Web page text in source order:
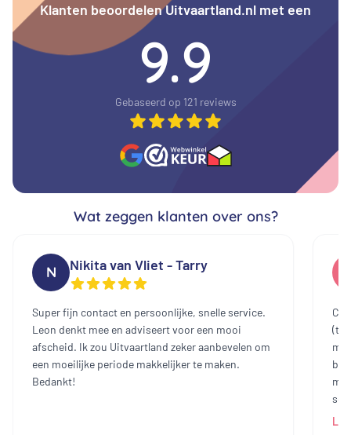
Klanten beoordelen Uitvaartland.nl met een
9.9
Gebaseerd op 121 reviews
Wat zeggen klanten over ons?
N Nikita van Vliet - Tarry
Super fijn contact en persoonlijke, snelle service.
Leon denkt mee en adviseert voor een mooi
afscheid. Ik zou Uitvaartland zeker aanbevelen om
een moeilijke periode makkelijker te maken.
Bedankt!